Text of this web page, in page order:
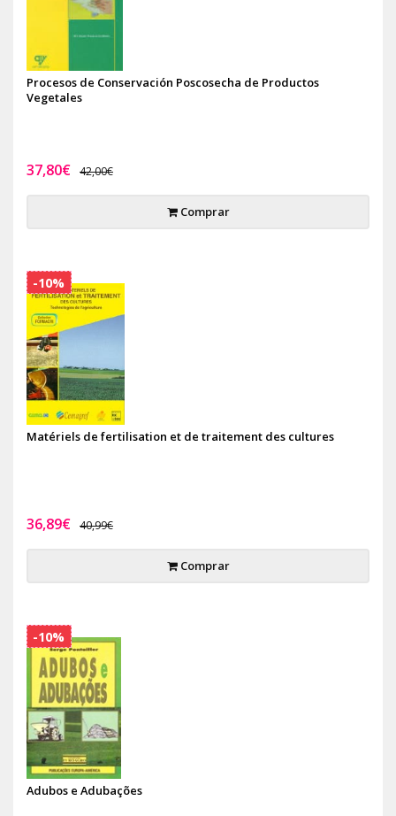
Procesos de Conservación Poscosecha de Productos
Vegetales
37,80€ 42,00€
Comprar
Matériels de fertilisation et de traitement des cultures
36,89€ 40,99€
Comprar
-10%
Adubos e Adubações
-10%